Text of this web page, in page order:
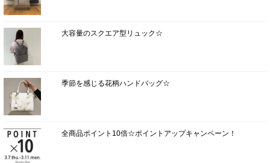
大容量のスクエア型リュック☆
季節を感じる花柄ハンドバッグ☆
全商品ポイント10倍☆ポイントアップキャンペーン！